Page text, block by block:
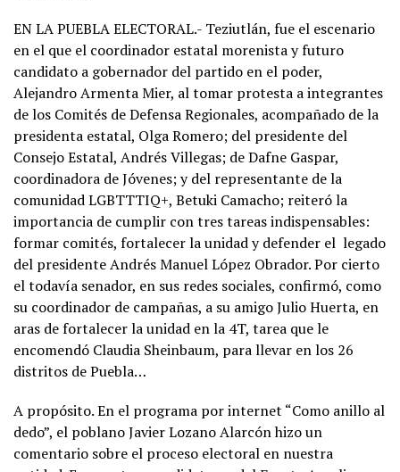
EN LA PUEBLA ELECTORAL.- Teziutlán, fue el escenario
en el que el coordinador estatal morenista y futuro
candidato a gobernador del partido en el poder,
Alejandro Armenta Mier, al tomar protesta a integrantes
de los Comités de Defensa Regionales, acompañado de la
presidenta estatal, Olga Romero; del presidente del
Consejo Estatal, Andrés Villegas; de Dafne Gaspar,
coordinadora de Jóvenes; y del representante de la
comunidad LGBTTTIQ+, Betuki Camacho; reiteró la
importancia de cumplir con tres tareas indispensables:
formar comités, fortalecer la unidad y defender el legado
del presidente Andrés Manuel López Obrador. Por cierto
el todavía senador, en sus redes sociales, confirmó, como
su coordinador de campañas, a su amigo Julio Huerta, en
aras de fortalecer la unidad en la 4T, tarea que le
encomendó Claudia Sheinbaum, para llevar en los 26
distritos de Puebla…
A propósito. En el programa por internet “Como anillo al
dedo”, el poblano Javier Lozano Alarcón hizo un
comentario sobre el proceso electoral en nuestra